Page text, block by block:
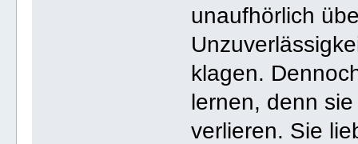
unaufhörlich
klagen.
lernen, denn
verlieren. Sie